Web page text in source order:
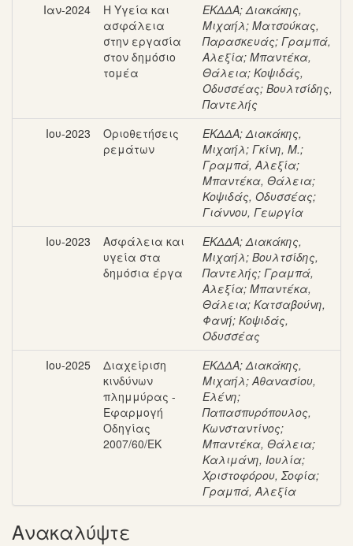
Ιαν-2024
Η Υγεία και
ασφάλεια
στην εργασία
στον δημόσιο
τομέα
ΕΚΔΔΑ;Διακάκης,
Μιχαήλ; Ματσούκας,
Παρασκευάς; Γραμπά,
Αλεξία; Μπαντέκα,
Θάλεια; Κοψιδάς,
Οδυσσέας; Βουλτσίδης,
Παντελής
Ιου-2023
Οριοθετήσεις
ρεμάτων
ΕΚΔΔΑ;Διακάκης,
Μιχαήλ; Γκίνη, Μ.;
Γραμπά, Αλεξία;
Μπαντέκα, Θάλεια;
Κοψιδάς, Οδυσσέας;
Γιάννου, Γεωργία
Ιου-2023
Ασφάλεια και
υγεία στα
δημόσια έργα
ΕΚΔΔΑ;Διακάκης,
Μιχαήλ; Βουλτσίδης,
Παντελής; Γραμπά,
Αλεξία; Μπαντέκα,
Θάλεια; Κατσαβούνη,
Φανή; Κοψιδάς,
Οδυσσέας
Ιου-2025
Διαχείριση
κινδύνων
πλημμύρας -
Εφαρμογή
Οδηγίας
2007/60/ΕΚ
ΕΚΔΔΑ;Διακάκης,
Μιχαήλ;Αθανασίου,
Ελένη;
Παπασπυρόπουλος,
Κωνσταντίνος;
Μπαντέκα, Θάλεια;
Καλιμάνη, Ιουλία;
Χριστοφόρου, Σοφία;
Γραμπά, Αλεξία
Ανακαλύψτε